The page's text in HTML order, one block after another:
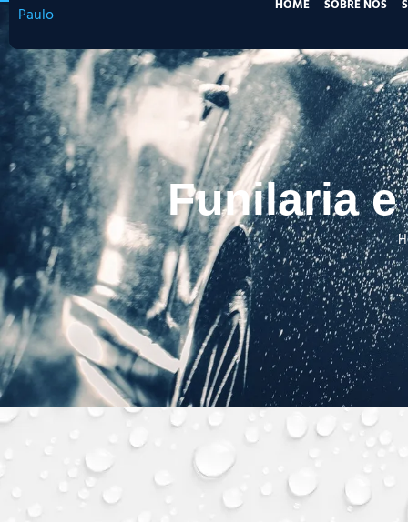
HOME SOBRE NÓS
Funilaria